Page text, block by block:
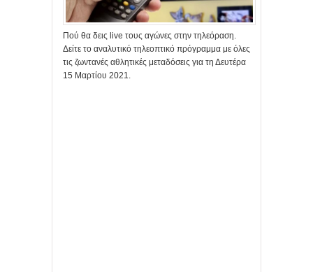
Πού θα δεις live τους αγώνες στην τηλεόραση.
Δείτε το αναλυτικό τηλεοπτικό πρόγραμμα με όλες
τις ζωντανές αθλητικές μεταδόσεις για τη Δευτέρα
15 Μαρτίου 2021.